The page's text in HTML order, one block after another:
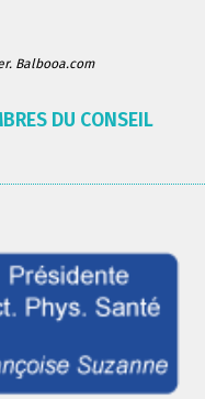
Balbooa.com
DU CONSEIL